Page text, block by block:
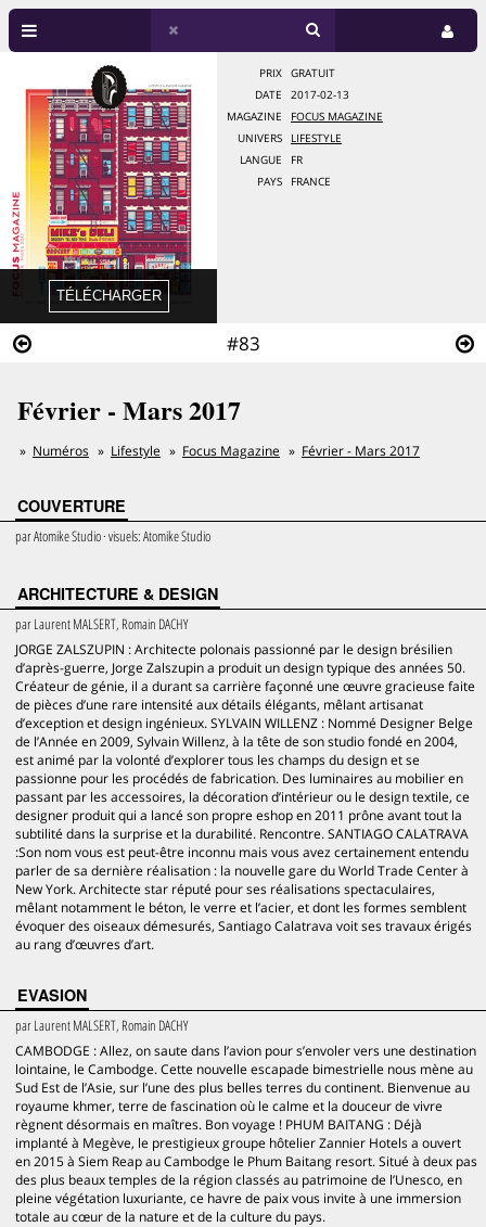
#83
PRIX
GRATUIT
DATE
2017-02-13
MAGAZINE
FOCUS MAGAZINE
UNIVERS
LIFESTYLE
LANGUE
FR
PAYS
FRANCE
Février - Mars 2017
Numéros Lifestyle Focus Magazine Février - Mars 2017
COUVERTURE
parAtomike Studio· visuels:Atomike Studio
ARCHITECTURE & DESIGN
parLaurent MALSERT, Romain DACHY
JORGE ZALSZUPIN : Architecte polonais passionné par le design brésilien
d’après-guerre, Jorge Zalszupin a produit un design typique des années 50.
Créateur de génie, il a durant sa carrière façonné une œuvre gracieuse faite
de pièces d’une rare intensité aux détails élégants, mêlant artisanat
d’exception et design ingénieux. SYLVAIN WILLENZ : Nommé Designer Belge
de l’Année en 2009, Sylvain Willenz, à la tête de son studio fondé en 2004,
est animé par la volonté d’explorer tous les champs du design et se
passionne pour les procédés de fabrication. Des luminaires au mobilier en
passant par les accessoires, la décoration d’intérieur ou le design textile, ce
designer produit qui a lancé son propre eshop en 2011 prône avant tout la
subtilité dans la surprise et la durabilité. Rencontre. SANTIAGO CALATRAVA
:Son nom vous est peut-être inconnu mais vous avez certainement entendu
parler de sa dernière réalisation : la nouvelle gare du World Trade Center à
New York. Architecte star réputé pour ses réalisations spectaculaires,
mêlant notamment le béton, le verre et l’acier, et dont les formes semblent
évoquer des oiseaux démesurés, Santiago Calatrava voit ses travaux érigés
au rang d’œuvres d’art.
EVASION
parLaurent MALSERT, Romain DACHY
CAMBODGE : Allez, on saute dans l’avion pour s’envoler vers une destination
lointaine, le Cambodge. Cette nouvelle escapade bimestrielle nous mène au
Sud Est de l’Asie, sur l’une des plus belles terres du continent. Bienvenue au
royaume khmer, terre de fascination où le calme et la douceur de vivre
règnent désormais en maîtres. Bon voyage ! PHUM BAITANG : Déjà
implanté à Megève, le prestigieux groupe hôtelier Zannier Hotels a ouvert
en 2015 à Siem Reap au Cambodge le Phum Baitang resort. Situé à deux pas
des plus beaux temples de la région classés au patrimoine de l’Unesco, en
pleine végétation luxuriante, ce havre de paix vous invite à une immersion
totale au cœur de la nature et de la culture du pays.